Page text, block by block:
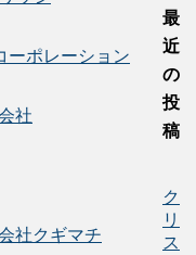
ーポレーション
社
社クギマチ
最
近
の
投
稿
ク
リ
ス